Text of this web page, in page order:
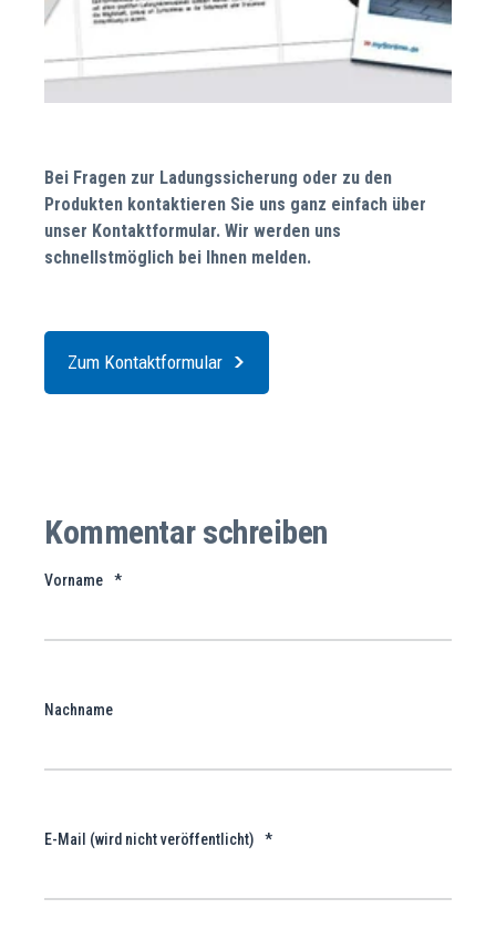
Bei Fragen zur Ladungssicherung oder zu den
Produkten kontaktieren Sie uns ganz einfach über
unser Kontaktformular. Wir werden uns
schnellstmöglich bei Ihnen melden.
Zum Kontaktformular
Kommentar schreiben
Vorname *
Nachname
E-Mail (wird nicht veröffentlicht) *